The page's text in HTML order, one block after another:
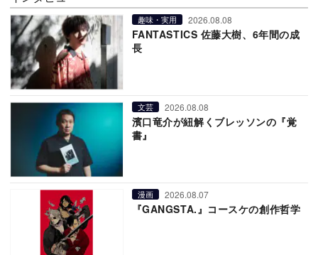
趣味・実用 2026.08.08
FANTASTICS 佐藤大樹、6年間の成
長
文芸 2026.08.08
濱口竜介が紐解くブレッソンの『覚
書』
漫画 2026.08.07
『GANGSTA.』コースケの創作哲学